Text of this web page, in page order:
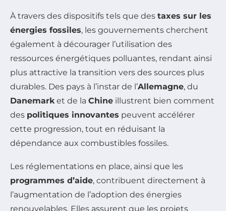
À travers des dispositifs tels que des taxes sur les
énergies fossiles, les gouvernements cherchent
également à décourager l’utilisation des
ressources énergétiques polluantes, rendant ainsi
plus attractive la transition vers des sources plus
durables. Des pays à l’instar de l’Allemagne, du
Danemark et de la Chine illustrent bien comment
des politiques innovantes peuvent accélérer
cette progression, tout en réduisant la
dépendance aux combustibles fossiles.
Les réglementations en place, ainsi que les
programmes d’aide, contribuent directement à
l’augmentation de l’adoption des énergies
renouvelables. Elles assurent que les projets